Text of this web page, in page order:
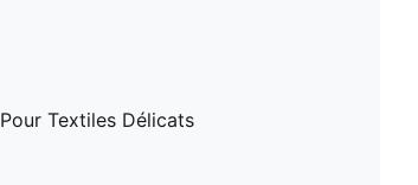
Textiles Délicats